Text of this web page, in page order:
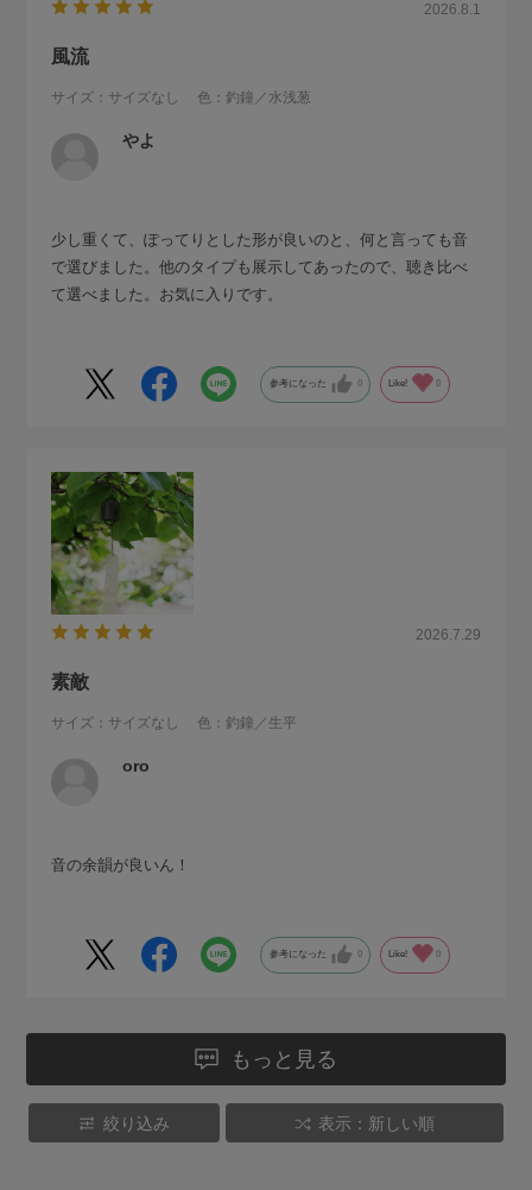
2026.8.1
風流
サイズ：サイズなし 色：釣鐘／水浅葱
やよ
少し重くて、ぽってりとした形が良いのと、何と言っても音
で選びました。他のタイプも展示してあったので、聴き比べ
て選べました。お気に入りです。
参考になった 0 Like! 0
2026.7.29
素敵
サイズ：サイズなし 色：釣鐘／生平
oro
音の余韻が良いん！
参考になった 0 Like! 0
もっと見る
絞り込み 表示：新しい順